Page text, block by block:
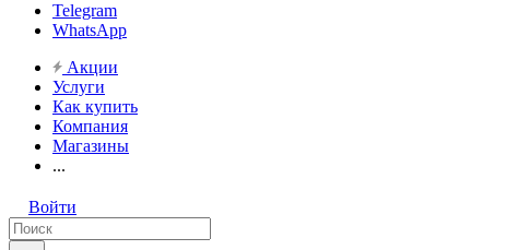
Telegram
WhatsApp
Акции
Услуги
Как купить
Компания
Магазины
...
Войти